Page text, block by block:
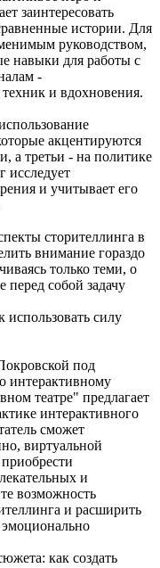
заинтересовать
истории. Для
руководством,
навыки для работы с
-
и вдохновения.
акцентируются
а третьи - на политике
исследует
и учитывает его
сторителлинга в
внимание гораздо
только теми, о
перед собой задачу
силу
под
интерактивному
театре" предлагает
интерактивного
сможет
виртуальной
и
возможность
и расширить
эмоционально
как создать